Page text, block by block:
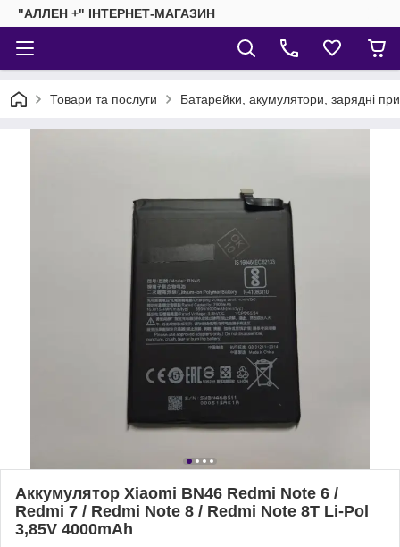
"АЛЛЕН +" ІНТЕРНЕТ-МАГАЗИН
Товари та послуги Батарейки, акумулятори, зарядні
Аккумулятор Xiaomi BN46 Redmi Note 6 /
Redmi 7 / Redmi Note 8 / Redmi Note 8T Li-Pol
3,85V 4000mAh